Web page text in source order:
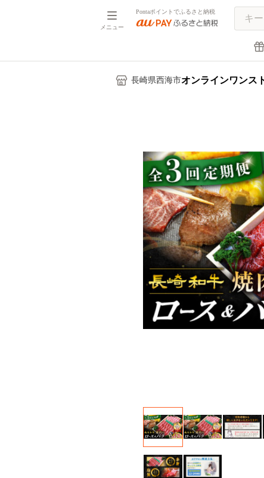
メニュー
Pontaポイントでふるさと納税
長崎県西海市オンラインワンス